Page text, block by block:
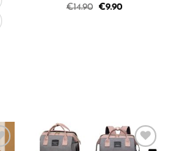
€14.90 €9.90